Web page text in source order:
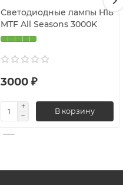
Светодиодные лампы H18
MTF All Seasons 3000K
3000 ₽
В корзину